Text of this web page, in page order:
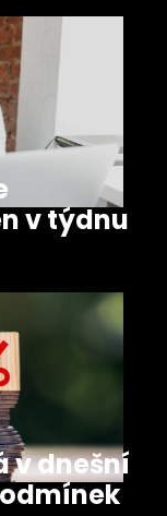
v týdnu
v dnešní